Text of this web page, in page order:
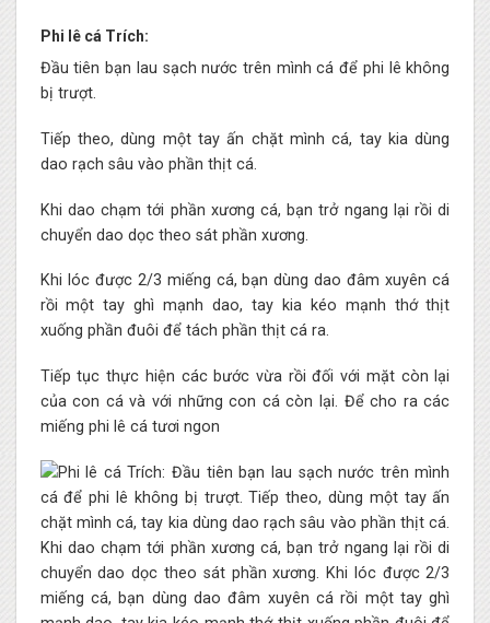
Phi lê cá Trích:
Đầu tiên bạn lau sạch nước trên mình cá để phi lê không
bị trượt.
Tiếp theo, dùng một tay ấn chặt mình cá, tay kia dùng
dao rạch sâu vào phần thịt cá.
Khi dao chạm tới phần xương cá, bạn trở ngang lại rồi di
chuyển dao dọc theo sát phần xương.
Khi lóc được 2/3 miếng cá, bạn dùng dao đâm xuyên cá
rồi một tay ghì mạnh dao, tay kia kéo mạnh thớ thịt
xuống phần đuôi để tách phần thịt cá ra.
Tiếp tục thực hiện các bước vừa rồi đối với mặt còn lại
của con cá và với những con cá còn lại. Để cho ra các
miếng phi lê cá tươi ngon